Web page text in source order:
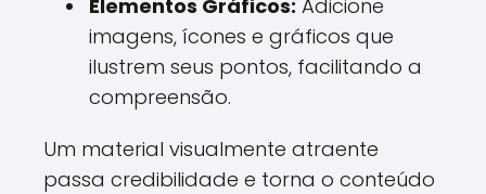
Elementos Gráficos: Adicione
imagens, ícones e gráficos que
ilustrem seus pontos, facilitando a
compreensão.
Um material visualmente atraente
passa credibilidade e torna o conteúdo